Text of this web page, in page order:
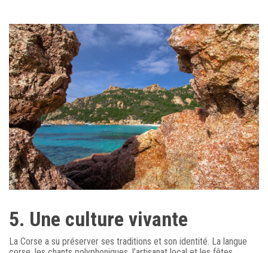
5. Une culture vivante
La Corse a su préserver ses traditions et son identité. La langue